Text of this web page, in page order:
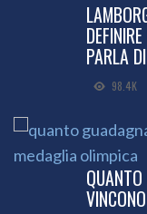
PARLA
98.4K